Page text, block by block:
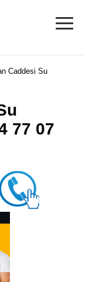
≡
Caddesi Su
77 07